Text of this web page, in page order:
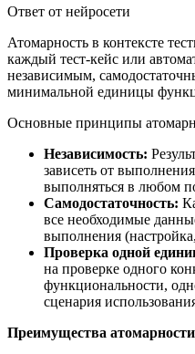
Ответ от нейросети
Атомарность в контексте
каждый тест-кейс или
независимым,
минимальной единицы
Основные принципы
Независимость:
зависеть от
выполняться в любом
Самодостаточность:
все необходимые
выполнения
Проверка одной
на проверке одного
функциональности,
сценария
Преимущества